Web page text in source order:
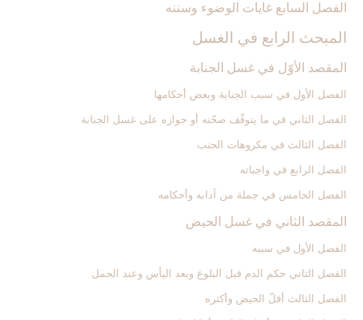
الفصل السابع غايات الوضوء وسننه‏
المبحث الرابع في الغسل‏
المقصد الأوّل في غسل الجنابة
الفصل الأول في سبب الجنابة وبعض أحكامها
الفصل الثاني في ما يتوقّف صحّته أو جوازه على غسل الجنابة
الفصل الثالث في مكروهات الجنب‏
الفصل الرابع في واجباته
الفصل الخامس في جملة من آدابه وأحكامه‏
المقصد الثاني في غسل الحيض‏
الفصل الأول في سببه
الفصل الثاني حكم الدم قبل البلوغ وبعد اليأس وعند الحمل‏
الفصل الثالث أقلّ الحيض وأكثره‏